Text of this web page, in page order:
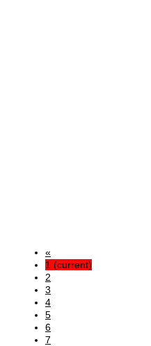
«
1 (current)
2
3
4
5
6
7